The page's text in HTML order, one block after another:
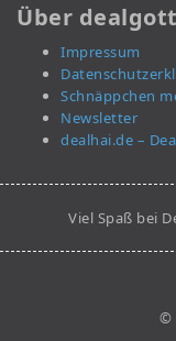
Über
Impressum
Schnäppchen
Newsletter
dealhai.de –
Viel Spaß bei
©